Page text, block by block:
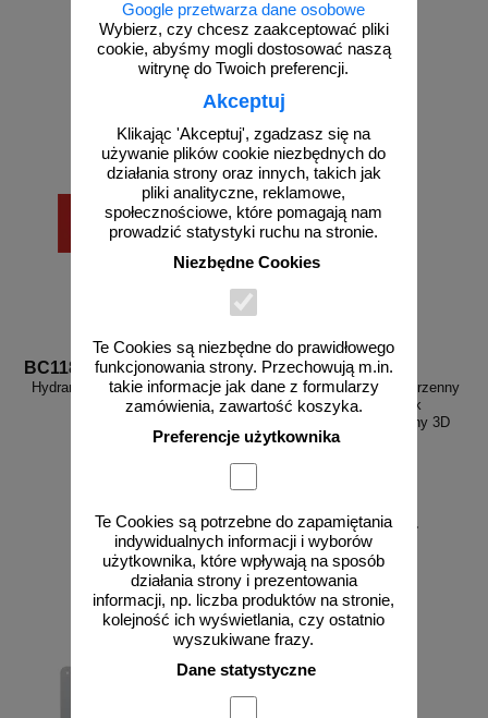
Google przetwarza dane osobowe
Wybierz, czy chcesz zaakceptować pliki
cookie, abyśmy mogli dostosować naszą
witrynę do Twoich preferencji.
Akceptuj
Klikając 'Akceptuj', zgadzasz się na
używanie plików cookie niezbędnych do
działania strony oraz innych, takich jak
pliki analityczne, reklamowe,
społecznościowe, które pomagają nam
prowadzić statystyki ruchu na stronie.
Niezbędne Cookies
Te Cookies są niezbędne do prawidłowego
funkcjonowania strony. Przechowują m.in.
takie informacje jak dane z formularzy
zamówienia, zawartość koszyka.
Preferencje użytkownika
Te Cookies są potrzebne do zapamiętania
indywidualnych informacji i wyborów
użytkownika, które wpływają na sposób
działania strony i prezentowania
informacji, np. liczba produktów na stronie,
kolejność ich wyświetlania, czy ostatnio
wyszukiwane frazy.
Dane statystyczne
od 2,73 zł
2,22 zł netto
do koszyka
od 2,73 zł
2,22 zł netto
do koszyka
BC118
Hydrant - znak przeciwpożarowy
ppoż - BC118
od 16,95 zł
13,78 zł netto
do koszyka
BE100
Hydrant zewnętrzny przestrzenny
3D - 25x25 cm - znak
ewakuacyjny, przestrzenny 3D
od 141,94 zł
115,40 zł netto
do koszyka